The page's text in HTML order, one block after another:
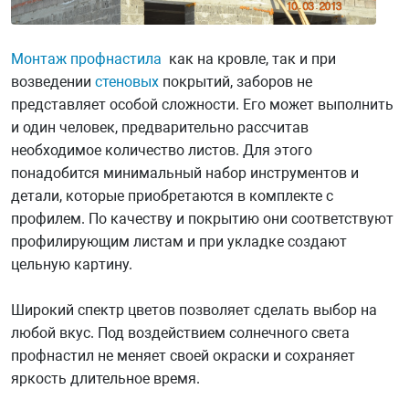
Монтаж профнастила как на кровле, так и при
возведении стеновых покрытий, заборов не
представляет особой сложности. Его может выполнить
и один человек, предварительно рассчитав
необходимое количество листов. Для этого
понадобится минимальный набор инструментов и
детали, которые приобретаются в комплекте с
профилем. По качеству и покрытию они соответствуют
профилирующим листам и при укладке создают
цельную картину.
Широкий спектр цветов позволяет сделать выбор на
любой вкус. Под воздействием солнечного света
профнастил не меняет своей окраски и сохраняет
яркость длительное время.